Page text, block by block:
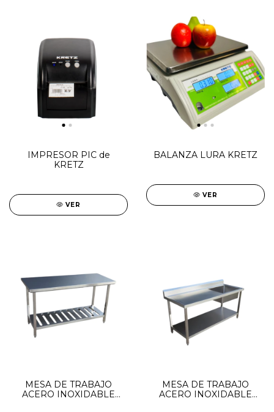
IMPRESOR PIC de
KRETZ
VER
BALANZA LURA KRETZ
VER
MESA DE TRABAJO
ACERO INOXIDABLE
MESA DE TRABAJO
ACERO INOXIDABLE